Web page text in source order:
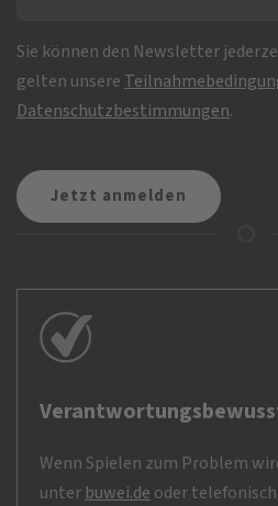
Sie können den Newsletter
gelten unsere
Datenschutzbestimmungen.
Wenn Spielen zum Problem
unter buwei.de oder